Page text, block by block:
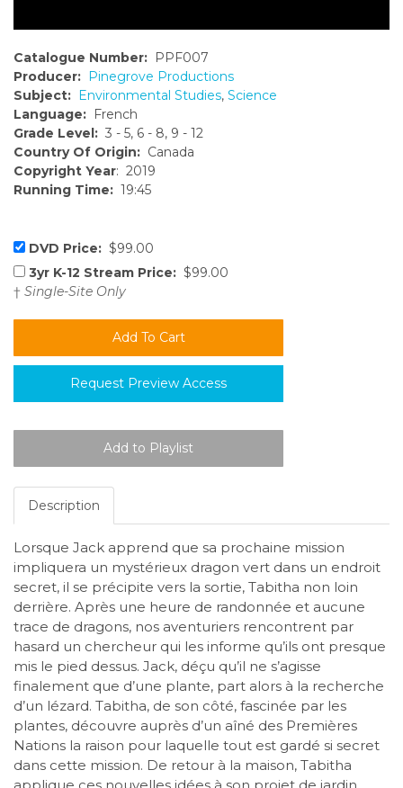
Catalogue Number: PPF007
Producer: Pinegrove Productions
Subject: Environmental Studies, Science
Language: French
Grade Level: 3 - 5, 6 - 8, 9 - 12
Country Of Origin: Canada
Copyright Year: 2019
Running Time: 19:45
DVD Price: $99.00
3yr K-12 Stream Price: $99.00
† Single-Site Only
Request Preview Access
Description
Lorsque Jack apprend que sa prochaine mission
impliquera un mystérieux dragon vert dans un endroit
secret, il se précipite vers la sortie, Tabitha non loin
derrière. Après une heure de randonnée et aucune
trace de dragons, nos aventuriers rencontrent par
hasard un chercheur qui les informe qu’ils ont presque
mis le pied dessus. Jack, déçu qu’il ne s’agisse
finalement que d’une plante, part alors à la recherche
d’un lézard. Tabitha, de son côté, fascinée par les
plantes, découvre auprès d’un aîné des Premières
Nations la raison pour laquelle tout est gardé si secret
dans cette mission. De retour à la maison, Tabitha